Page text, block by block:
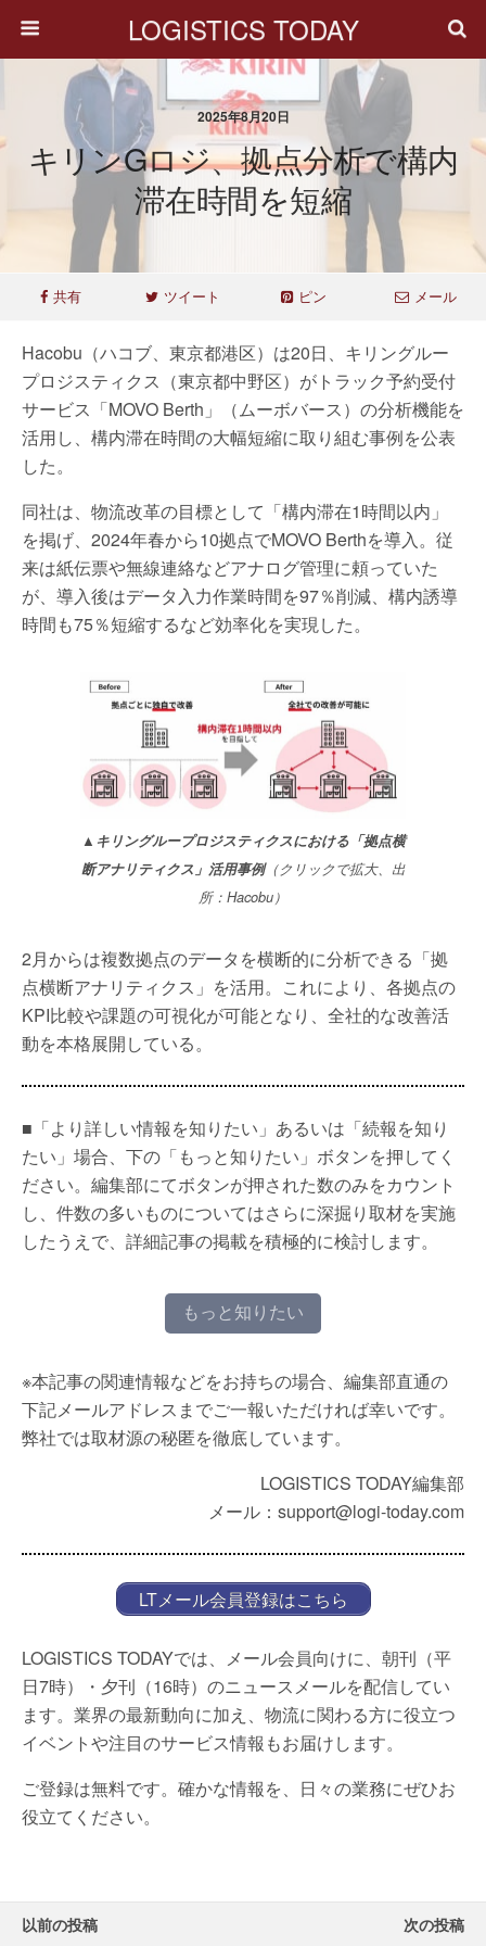
LOGISTICS TODAY
2025年8月20日
キリンGロジ、拠点分析で構内
滞在時間を短縮
共有 ツイート ピン メール
Hacobu（ハコブ、東京都港区）は20日、キリングルー
プロジスティクス（東京都中野区）がトラック予約受付
サービス「MOVO Berth」（ムーボバース）の分析機能を
活用し、構内滞在時間の大幅短縮に取り組む事例を公表
した。
同社は、物流改革の目標として「構内滞在1時間以内」
を掲げ、2024年春から10拠点でMOVO Berthを導入。従
来は紙伝票や無線連絡などアナログ管理に頼っていた
が、導入後はデータ入力作業時間を97％削減、構内誘導
時間も75％短縮するなど効率化を実現した。
▲キリングループロジスティクスにおける「拠点横
断アナリティクス」活用事例（クリックで拡大、出
所：Hacobu）
2月からは複数拠点のデータを横断的に分析できる「拠
点横断アナリティクス」を活用。これにより、各拠点の
KPI比較や課題の可視化が可能となり、全社的な改善活
動を本格展開している。
■「より詳しい情報を知りたい」あるいは「続報を知り
たい」場合、下の「もっと知りたい」ボタンを押してく
ださい。編集部にてボタンが押された数のみをカウント
し、件数の多いものについてはさらに深掘り取材を実施
したうえで、詳細記事の掲載を積極的に検討します。
もっと知りたい
※本記事の関連情報などをお持ちの場合、編集部直通の
下記メールアドレスまでご一報いただければ幸いです。
弊社では取材源の秘匿を徹底しています。
LOGISTICS TODAY編集部
メール：support@logi-today.com
LTメール会員登録はこちら
LOGISTICS TODAYでは、メール会員向けに、朝刊（平
日7時）・夕刊（16時）のニュースメールを配信してい
ます。業界の最新動向に加え、物流に関わる方に役立つ
イベントや注目のサービス情報もお届けします。
ご登録は無料です。確かな情報を、日々の業務にぜひお
役立てください。
以前の投稿 次の投稿